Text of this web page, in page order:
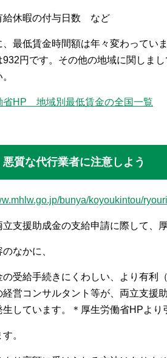
給休暇の付与日数 など
、最低賃金時間額は年々変わってい
932円です。その他の地域に関しま
省HP 地域別最低賃金の全国一覧
悪質な代行業者に注意しよう
bunya/koyoukintou/
立支援助成金の支給申請に際して、
なかに、
の受給手続きにくわしい、より有
経営コンサルタント等が、両立支援
生しています。＊厚生労働省HPより
。